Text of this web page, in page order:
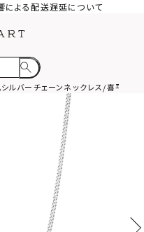
による配送遅延について
シルバーチェーンネックレス/喜平/シ